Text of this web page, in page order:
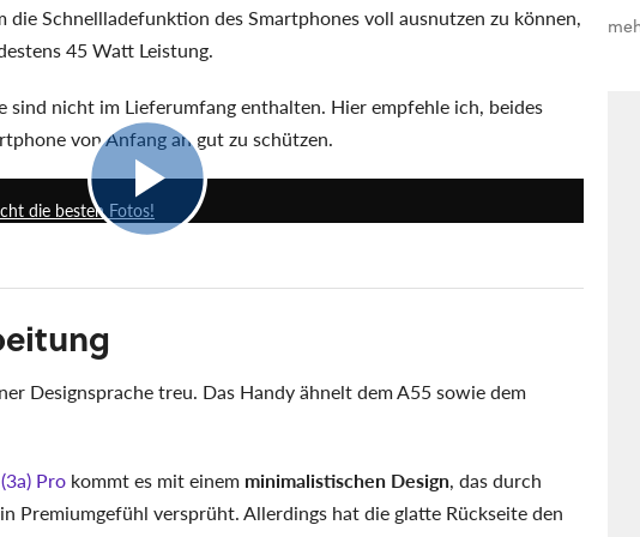
Schnellladefunktion des Smartphones voll ausnutzen zu können,
45 Watt Leistung.
nicht im Lieferumfang enthalten. Hier empfehle ich, beides
von Anfang an gut zu schützen.
die besten Fotos!
Designsprache treu. Das Handy ähnelt dem A55 sowie dem
Pro kommt es mit einem minimalistischen Design, das durch
Premiumgefühl versprüht. Allerdings hat die glatte Rückseite den